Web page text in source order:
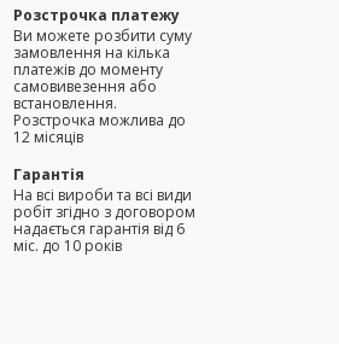
Розстрочка платежу
Ви можете розбити суму
замовлення на кілька
платежів до моменту
самовивезення або
встановлення.
Розстрочка можлива до
12 місяців
Гарантія
На всі вироби та всі види
робіт згідно з договором
надається гарантія від 6
міс. до 10 років